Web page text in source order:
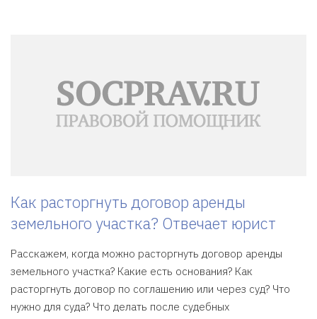
Как расторгнуть договор аренды
земельного участка? Отвечает юрист
Расскажем, когда можно расторгнуть договор аренды
земельного участка? Какие есть основания? Как
расторгнуть договор по соглашению или через суд? Что
нужно для суда? Что делать после судебных